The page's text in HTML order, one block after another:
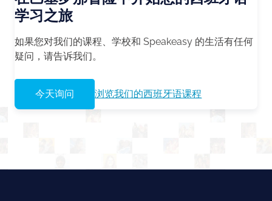
学习之旅
如果您对我们的课程、学校和 Speakeasy 的生活有任何
疑问，请告诉我们。
今天询问 浏览我们的西班牙语课程